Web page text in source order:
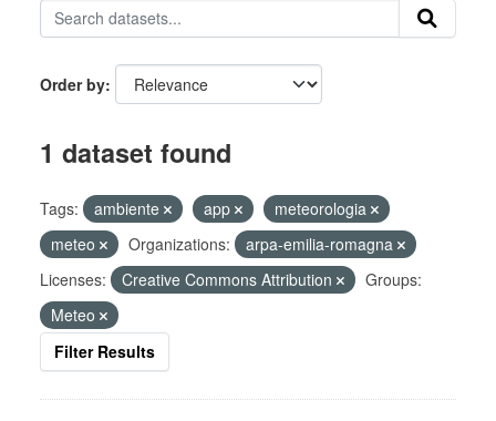
Order by
1 dataset found
Tags: ambiente app
meteorologia
meteo
Organizations:
arpa-emilia-romagna
Licenses:
Creative Commons Attribution
Groups:
Meteo
Filter Results